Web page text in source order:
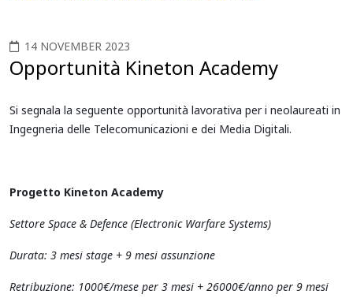
14 NOVEMBER 2023
Opportunità Kineton Academy
Si segnala la seguente opportunità lavorativa per i neolaureati in
Ingegneria delle Telecomunicazioni e dei Media Digitali.
Progetto Kineton Academy
Settore Space & Defence (Electronic Warfare Systems)
Durata: 3 mesi stage + 9 mesi assunzione
Retribuzione: 1000€/mese per 3 mesi + 26000€/anno per 9 mesi